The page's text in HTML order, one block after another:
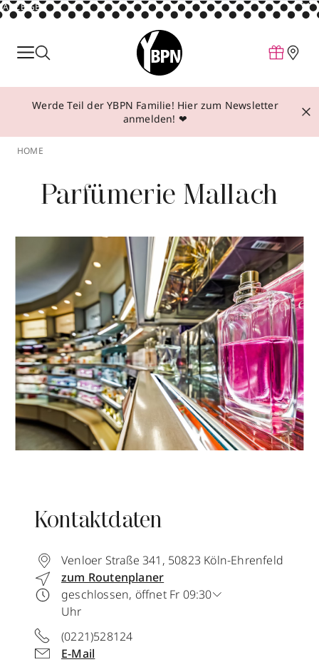
ANZEIGE
Parfum
Make-up
Behandlungen
Über YBPN
Aktionen
Storefinder
Werde Teil der YBPN Familie! Hier zum Newsletter
anmelden! ❤
HOME
Parfümerie Mallach
Kontaktdaten
Venloer Straße 341 , 50823 Köln-Ehrenfeld
zum Routenplaner
geschlossen, öffnet Fr 09:30
Uhr
(0221)528124
E-Mail